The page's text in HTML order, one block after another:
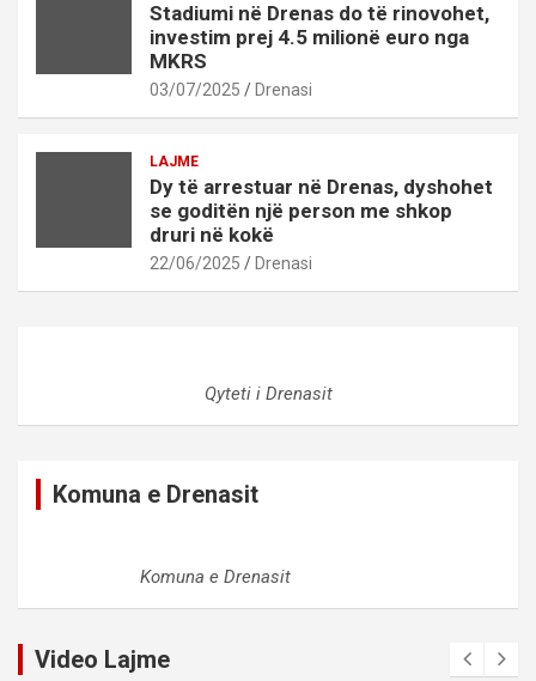
Stadiumi në Drenas do të rinovohet,
investim prej 4.5 milionë euro nga
MKRS
03/07/2025 Drenasi
LAJME
Dy të arrestuar në Drenas, dyshohet
se goditën një person me shkop
druri në kokë
22/06/2025 Drenasi
Qyteti i Drenasit
Komuna e Drenasit
Komuna e Drenasit
Video Lajme